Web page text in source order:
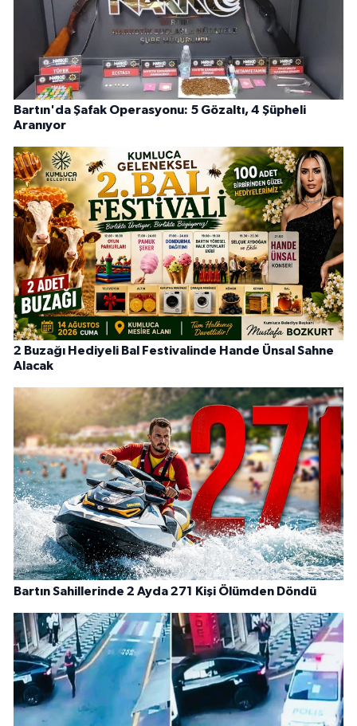
Bartın'da Şafak Operasyonu: 5 Gözaltı, 4 Şüpheli
Aranıyor
2 Buzağı Hediyeli Bal Festivalinde Hande Ünsal Sahne
Alacak
Bartın Sahillerinde 2 Ayda 271 Kişi Ölümden Döndü